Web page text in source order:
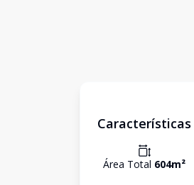
Características
Área Total 604m²